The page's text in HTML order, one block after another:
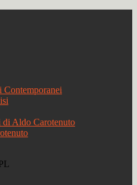
Aldo Carotenuto